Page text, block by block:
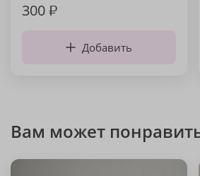
300₽
Добавить
Вам может